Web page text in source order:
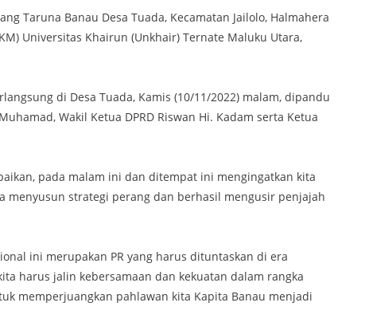
Taruna Banau Desa Tuada, Kecamatan Jailolo, Halmahera
Universitas Khairun (Unkhair) Ternate Maluku Utara,
di Desa Tuada, Kamis (10/11/2022) malam, dipandu
Wakil Ketua DPRD Riswan Hi. Kadam serta Ketua
pada malam ini dan ditempat ini mengingatkan kita
menyusun strategi perang dan berhasil mengusir penjajah
ini merupakan PR yang harus dituntaskan di era
harus jalin kebersamaan dan kekuatan dalam rangka
memperjuangkan pahlawan kita Kapita Banau menjadi